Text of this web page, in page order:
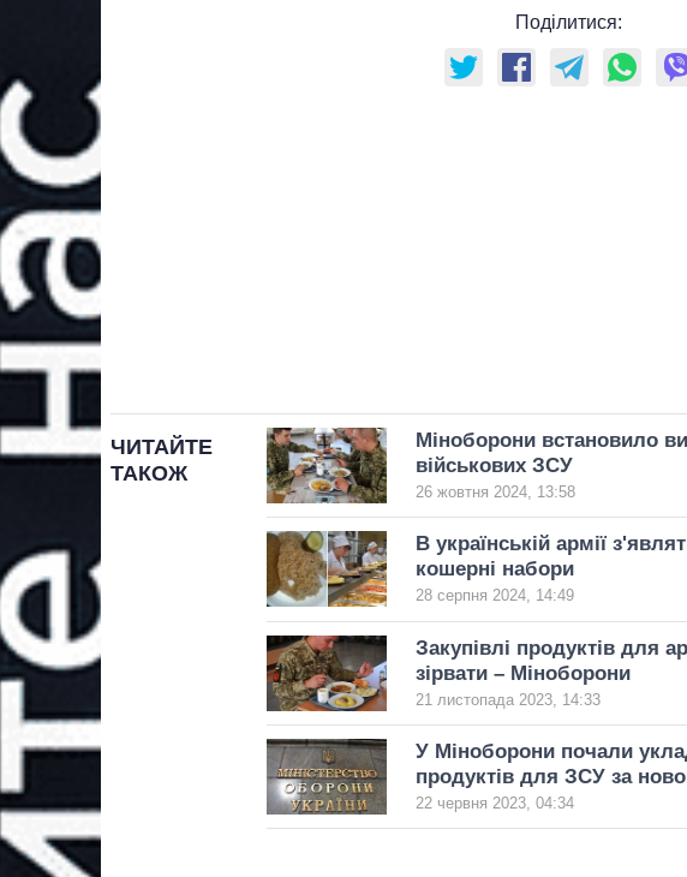
Поділитися:
ЧИТАЙТЕ
ТАКОЖ
Міноборони встановило
військових ЗСУ
26 жовтня 2024, 13:58
В українській армії
кошерні набори
28 серпня 2024, 14:49
Закупівлі продуктів для
зірвати – Міноборони
21 листопада 2023, 14:33
У Міноборони почали
продуктів для ЗСУ за
22 червня 2023, 04:34